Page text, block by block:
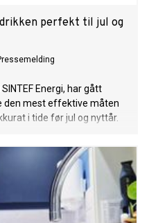
perfekt til jul og
Energi, har gått
den mest effektive måten
i tide før jul og nyttår.